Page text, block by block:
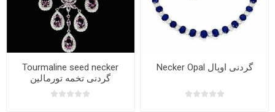
Tourmaline seed necker
گردنی تخمه تورمالین
Necker Opal گردنی اوپال